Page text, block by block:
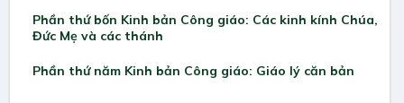
Phần thứ bốn Kinh bản Công giáo: Các kinh kính Chúa,
Đức Mẹ và các thánh
Phần thứ năm Kinh bản Công giáo: Giáo lý căn bản